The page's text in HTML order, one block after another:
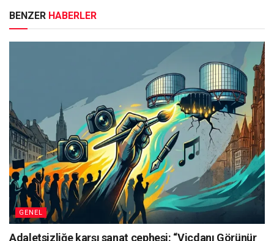
BENZER HABERLER
GENEL
Adaletsizliğe karşı sanat cephesi: “Vicdanı Görünür